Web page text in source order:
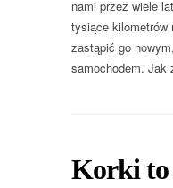
nami przez wiele
tysiące kilometrów
zastąpić go
samochodem.
Korki to